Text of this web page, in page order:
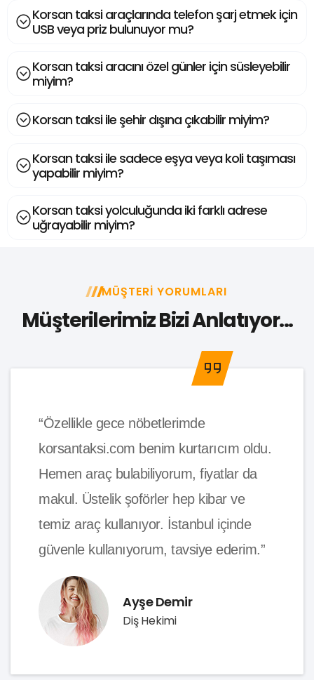
Korsan taksi araçlarında telefon şarj etmek için
USB veya priz bulunuyor mu?
Korsan taksi aracını özel günler için süsleyebilir
miyim?
Korsan taksi ile şehir dışına çıkabilir miyim?
Korsan taksi ile sadece eşya veya koli taşıması
yapabilir miyim?
Korsan taksi yolculuğunda iki farklı adrese
uğrayabilir miyim?
MÜŞTERI YORUMLARI
Müşterilerimiz Bizi Anlatıyor...
“Özellikle gece nöbetlerimde
korsantaksi.com benim kurtarıcım oldu.
Hemen araç bulabiliyorum, fiyatlar da
makul. Üstelik şoförler hep kibar ve
temiz araç kullanıyor. İstanbul içinde
güvenle kullanıyorum, tavsiye ederim.”
Ayşe Demir
Diş Hekimi